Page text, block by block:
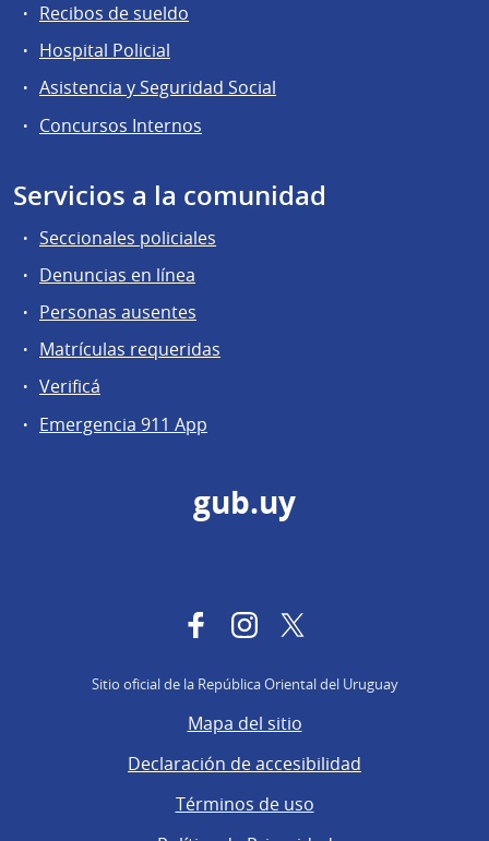
Recibos de sueldo
Hospital Policial
Asistencia y Seguridad Social
Concursos Internos
Servicios a la comunidad
Seccionales policiales
Denuncias en línea
Personas ausentes
Matrículas requeridas
Verificá
Emergencia 911 App
gub.uy
FacebookInstagram
Sitio oficial de la República Oriental del Uruguay
Mapa del sitio
Declaración de accesibilidad
Términos de uso